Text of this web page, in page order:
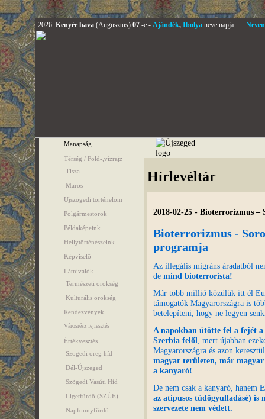
2026. Kenyér hava (Augusztus) 07.-e - Ajándék, Ibolyaneve napja.
Manapság
Térség / Föld-,vízrajz
Tisza
Maros
Ujszögedi történelöm
Polgármestörök
Példaképeink
Hellytörténészeink
Képviselő
Látnivalók
Természeti örökség
Kulturális örökség
Rendezvények
Városrész fejlesztés
Értékvesztés
Szögedi öreg híd
Dél-Újszeged
Szögedi Vasúti Híd
Ligetfürdő (SZÚE)
Napfonnyfürdő
Hírlevéltár
2018-02-25 - Bioterrorizmus –
Bioterrorizmus -
programja
Az illegális migráns áradatból
de mind bioterrorista!
Már több millió közülük itt él
támogatók Magyarországra is
betelepíteni, hogy ne legyen
A napokban ütötte fel a fejét
Szerbia felől , mert újabban
Magyarországra és azon
magyar területen, már
a kanyaró!
De nem csak a kanyaró, hanem
az atípusos tüdőgyulladásé) is
szervezete nem védett.